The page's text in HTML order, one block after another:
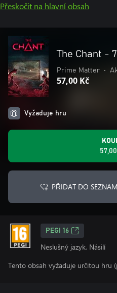
Přeskočit na hlavní obsah
The Chant -
Prime Matter •
57,00 Kč
Vyžaduje hru
PŘIDAT DO
PEGI 16
Neslušný jazyk, Násilí
Tento obsah vyžaduje určitou hru